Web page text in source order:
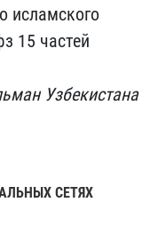
исламского
15 частей
Узбекистана
СЕТЯХ